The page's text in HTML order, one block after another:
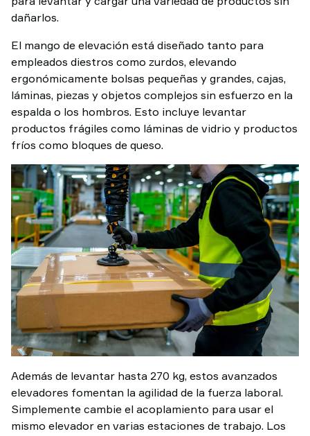
dañarlos.
El mango de elevación está diseñado tanto para
empleados diestros como zurdos, elevando
ergonómicamente bolsas pequeñas y grandes, cajas,
láminas, piezas y objetos complejos sin esfuerzo en la
espalda o los hombros. Esto incluye levantar
productos frágiles como láminas de vidrio y productos
fríos como bloques de queso.
Además de levantar hasta 270 kg, estos avanzados
elevadores fomentan la agilidad de la fuerza laboral.
Simplemente cambie el acoplamiento para usar el
mismo elevador en varias estaciones de trabajo. Los